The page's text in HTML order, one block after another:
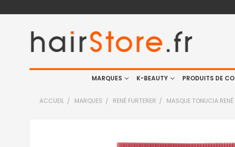
MARQUES K-BEAUTY PRODUITS DE
ACCUEIL MARQUES RENÉ FURTERER MASQUE TONUCIA